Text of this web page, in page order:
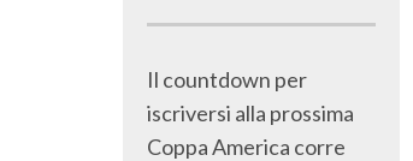
Il countdown per
iscriversi alla prossima
Coppa America corre